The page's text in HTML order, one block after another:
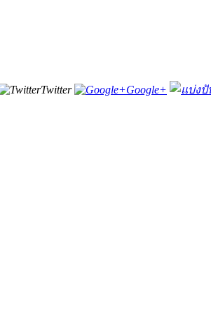
Twitter Google+